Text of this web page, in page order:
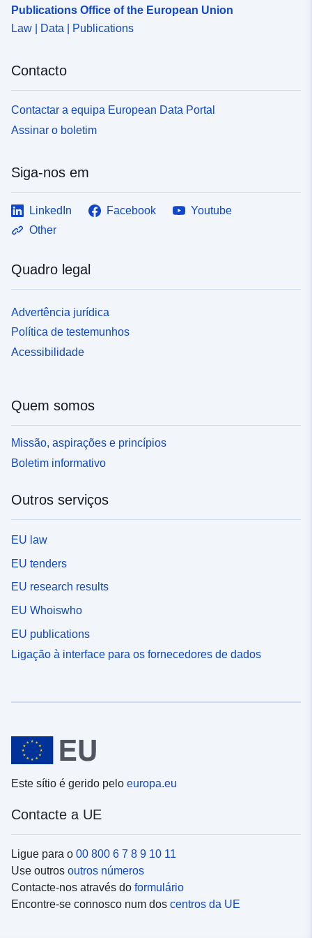
Publications Office of the European Union
Law | Data | Publications
Contacto
Contactar a equipa European Data Portal
Assinar o boletim
Siga-nos em
LinkedIn Facebook
Youtube
Other
Quadro legal
Advertência jurídica
Política de testemunhos
Acessibilidade
Quem somos
Missão, aspirações e princípios
Boletim informativo
Outros serviços
EU law
EU tenders
EU research results
EU Whoiswho
EU publications
Ligação à interface para os fornecedores de dados
Este sítio é gerido pelo europa.eu
Contacte a UE
Ligue para o 00 800 6 7 8 9 10 11
Use outros outros números
Contacte-nos através do formulário
Encontre-se connosco num dos centros da UE